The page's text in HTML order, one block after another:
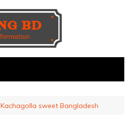
Kachagolla sweet Bangladesh